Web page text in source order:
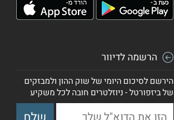
הרשמה לדיוור
הירשם לסיכום היומי של שוק ההון ולמבזקים
של ביזפורטל - ניוזלטרים חובה לכל משקיע